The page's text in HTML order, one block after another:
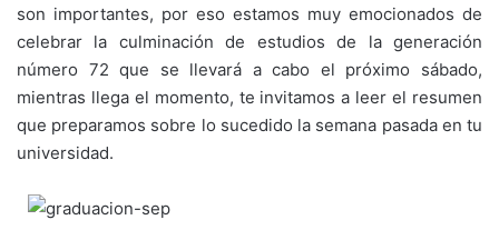
son importantes, por eso estamos muy emocionados de
celebrar la culminación de estudios de la generación
número 72 que se llevará a cabo el próximo sábado,
mientras llega el momento, te invitamos a leer el resumen
que preparamos sobre lo sucedido la semana pasada en tu
universidad.